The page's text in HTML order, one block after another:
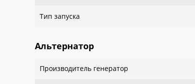
Тип запуска
Альтернатор
Производитель генератор